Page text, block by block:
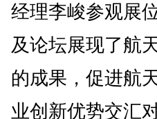
经理李峻参观展
及论坛展现了航
的成果，促进航
业创新优势交汇